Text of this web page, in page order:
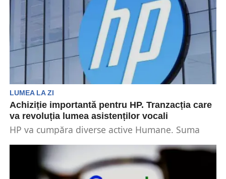
LUMEA LA ZI
Achiziție importantă pentru HP. Tranzacția care
va revoluția lumea asistenților vocali
HP va cumpăra diverse active Humane. Suma